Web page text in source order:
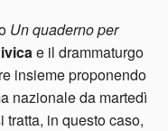
Un quaderno per
e il drammaturgo
insieme proponendo
nazionale da martedì
tratta, in questo caso,